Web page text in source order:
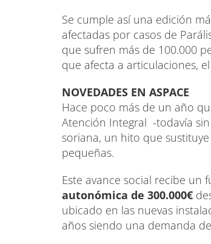
Se cumple así una edición
afectadas por casos de
que sufren más de 100.000
que afecta a articulaciones,
NOVEDADES EN ASPACE
Hace poco más de un año
Atención Integral -todavía
soriana, un hito que
pequeñas.
Este avance social recibe un
autonómica de 300.000€
ubicado en las nuevas
años siendo una demanda